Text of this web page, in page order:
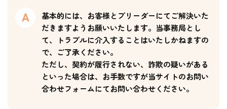
基本的には、お客様とブリーダーにてご解決いた
だきますようお願いいたします。当事務局とし
て、トラブルに介入することはいたしかねますの
で、ご了承ください。
ただし、契約が履行されない、詐欺の疑いがある
といった場合は、お手数ですが当サイトのお問い
合わせフォームにてお問い合わせください。